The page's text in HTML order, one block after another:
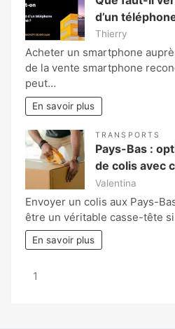
d’un
Thierry
Acheter un smartphone
de la vente smartphone
peut…
En savoir plus
TRANSPORTS
Pays-Bas :
de colis avec
Valentina
Envoyer un colis aux Pays-
être un véritable casse-tête si
En savoir plus
Page:
1